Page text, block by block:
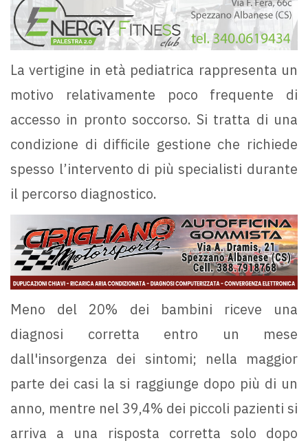
La vertigine in età pediatrica rappresenta un
motivo relativamente poco frequente di
accesso in pronto soccorso. Si tratta di una
condizione di difficile gestione che richiede
spesso l’intervento di più specialisti durante
il percorso diagnostico.
Meno del 20% dei bambini riceve una
diagnosi corretta entro un mese
dall'insorgenza dei sintomi; nella maggior
parte dei casi la si raggiunge dopo più di un
anno, mentre nel 39,4% dei piccoli pazienti si
arriva a una risposta corretta solo dopo